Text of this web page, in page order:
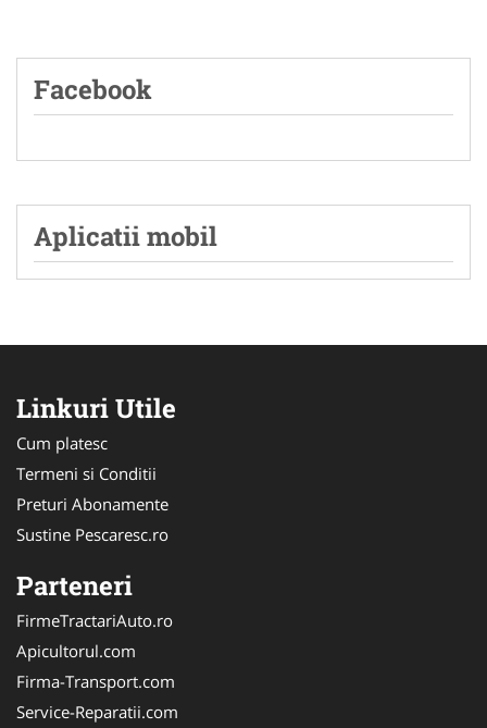
Facebook
Aplicatii mobil
Linkuri Utile
Cum platesc
Termeni si Conditii
Preturi Abonamente
Sustine Pescaresc.ro
Parteneri
FirmeTractariAuto.ro
Apicultorul.com
Firma-Transport.com
Service-Reparatii.com